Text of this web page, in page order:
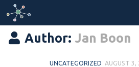
Skip to content
Author: Jan Boon
UNCATEGORIZED AUGUST 3,